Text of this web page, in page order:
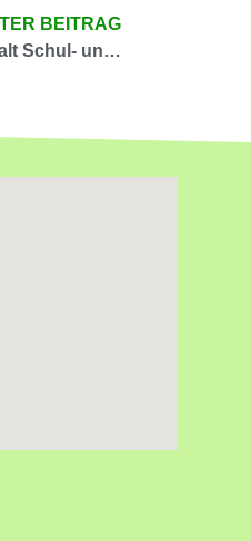
BEITRAG
Ein unvergesslicher Abend voller Freude und Zusammenhalt Schul- und Ehemaligenball 2026 – ein voller Erfolg!